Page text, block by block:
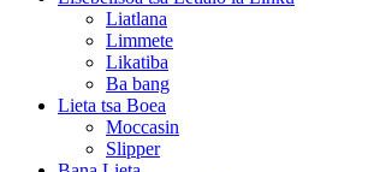
Liatlana
Limmete
Likatiba
Ba bang
Lieta tsa Boea
Moccasin
Slipper